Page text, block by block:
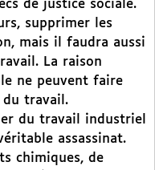
de justice sociale.
supprimer les
mais il faudra aussi
La raison
ne peuvent faire
du travail.
du travail industriel
assassinat.
chimiques, de